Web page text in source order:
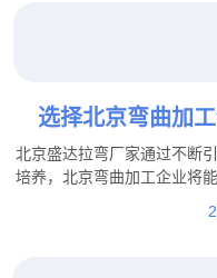
选择北京弯曲加
北京盛达拉弯厂家通过不断
培养，北京弯曲加工企业将